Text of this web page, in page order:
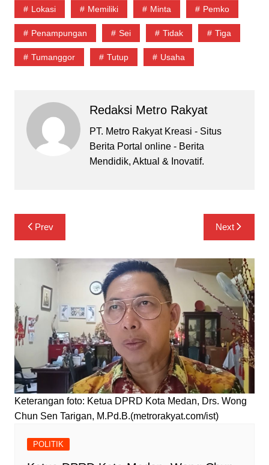
Lokasi Memiliki Minta Pemko
Penampungan Sei Tidak Tiga
Tumanggor Tutup Usaha
Redaksi Metro Rakyat
PT. Metro Rakyat Kreasi - Situs
Berita Portal online - Berita
Mendidik, Aktual & Inovatif.
Navigasi
pos
Prev Next
Keterangan foto: Ketua DPRD Kota Medan, Drs. Wong
Chun Sen Tarigan, M.Pd.B.(metrorakyat.com/ist)
POLITIK